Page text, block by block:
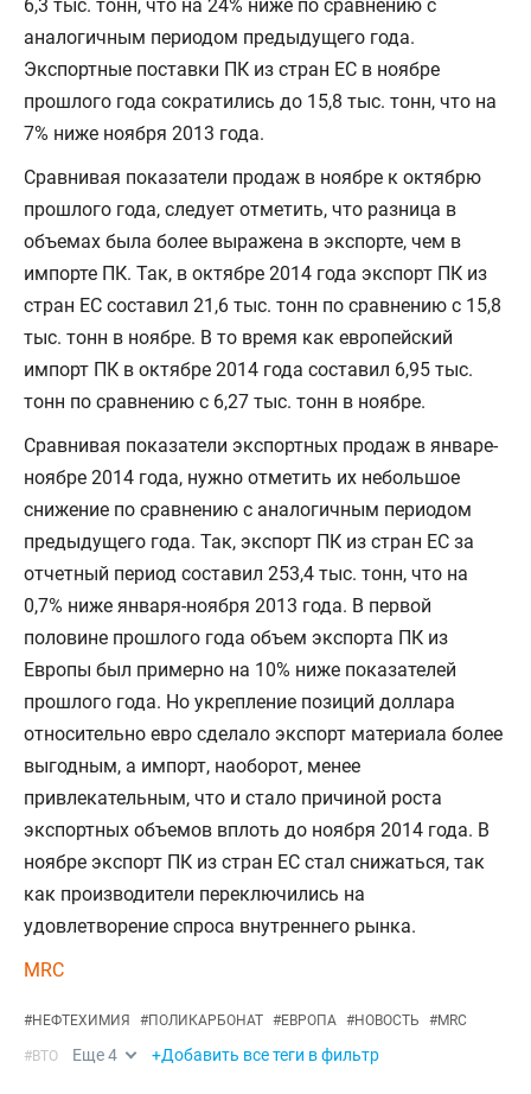
6,3 тыс. тонн, что на 24% ниже по сравнению с
аналогичным периодом предыдущего года.
Экспортные поставки ПК из стран ЕС в ноябре
прошлого года сократились до 15,8 тыс. тонн, что на
7% ниже ноября 2013 года.
Сравнивая показатели продаж в ноябре к октябрю
прошлого года, следует отметить, что разница в
объемах была более выражена в экспорте, чем в
импорте ПК. Так, в октябре 2014 года экспорт ПК из
стран ЕС составил 21,6 тыс. тонн по сравнению с 15,8
тыс. тонн в ноябре. В то время как европейский
импорт ПК в октябре 2014 года составил 6,95 тыс.
тонн по сравнению с 6,27 тыс. тонн в ноябре.
Сравнивая показатели экспортных продаж в январе-
ноябре 2014 года, нужно отметить их небольшое
снижение по сравнению с аналогичным периодом
предыдущего года. Так, экспорт ПК из стран ЕС за
отчетный период составил 253,4 тыс. тонн, что на
0,7% ниже января-ноября 2013 года. В первой
половине прошлого года объем экспорта ПК из
Европы был примерно на 10% ниже показателей
прошлого года. Но укрепление позиций доллара
относительно евро сделало экспорт материала более
выгодным, а импорт, наоборот, менее
привлекательным, что и стало причиной роста
экспортных объемов вплоть до ноября 2014 года. В
ноябре экспорт ПК из стран ЕС стал снижаться, так
как производители переключились на
удовлетворение спроса внутреннего рынка.
MRC
#НЕФТЕХИМИЯ #ПОЛИКАРБОНАТ #ЕВРОПА #НОВОСТЬ #MRC
#ВТО Еще4 +Добавить все теги в фильтр